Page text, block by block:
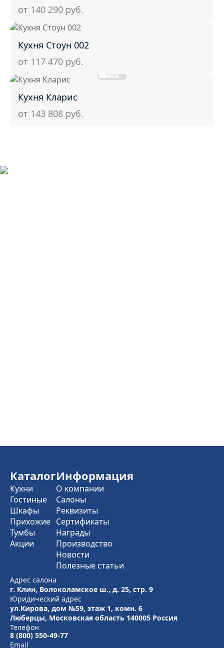
от 140 290 руб.
Кухня Стоун 002
от 117 470 руб.
Кухня Кларис
от 143 808 руб.
Каталог
Кухни
Гостиные
Шкафы
Прихожие
Тумбы
Акции
Информация
О компании
Салоны
Реквизиты
Сертификаты
Награды
Производство
Новости
Полезные статьи
Адрес салона
г. Клин, Волоколамское ш., д. 25, стр. 9
Юридический адрес
ул.Кирова, дом №59, этаж 1, комн. 6
Люберцы, Московская область 140005 Россия
Телефон
8 (800) 550-49-77
Email